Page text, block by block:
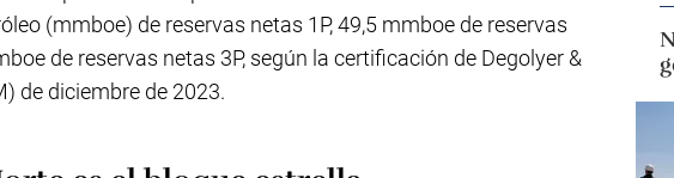
(mmboe) de reservas netas 1P, 49,5 mmboe de reservas
de reservas netas 3P, según la certificación de Degolyer &
de diciembre de 2023.